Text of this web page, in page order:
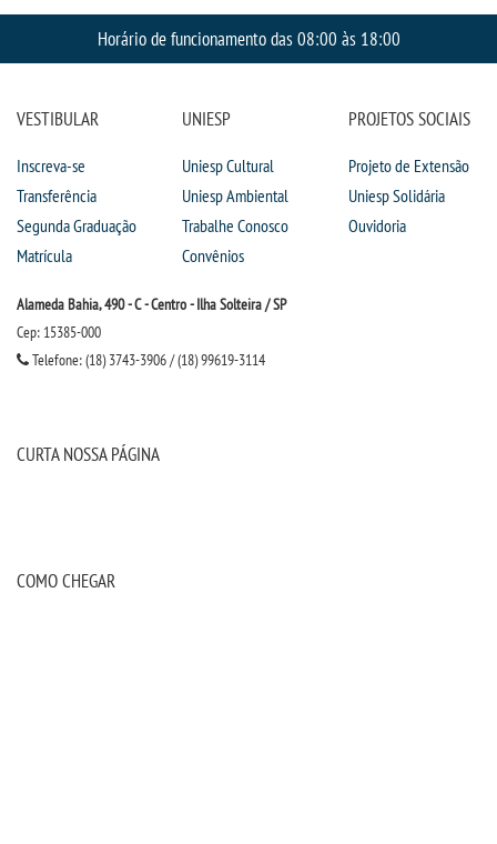
Horário de funcionamento das 08:00 às 18:00
VESTIBULAR
Inscreva-se
Transferência
Segunda Graduação
Matrícula
UNIESP
Uniesp Cultural
Uniesp Ambiental
Trabalhe Conosco
Convênios
PROJETOS SOCIAIS
Projeto de Extensão
Uniesp Solidária
Ouvidoria
Alameda Bahia, 490 - C - Centro - Ilha Solteira / SP
Cep: 15385-000
Telefone: (18) 3743-3906 / (18) 99619-3114
CURTA NOSSA PÁGINA
COMO CHEGAR